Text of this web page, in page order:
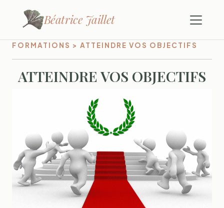
Béatrice Jaillet
FORMATIONS > ATTEINDRE VOS OBJECTIFS
ATTEINDRE VOS OBJECTIFS